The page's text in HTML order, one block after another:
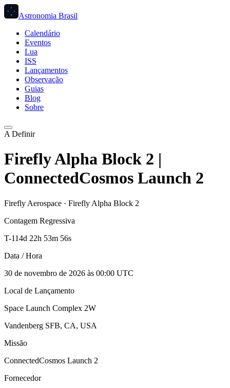
Astronomia Brasil
Calendário
Eventos
Lua
ISS
Lançamentos
Observação
Guias
Blog
Sobre
A Definir
Firefly Alpha Block 2 |
ConnectedCosmos Launch 2
Firefly Aerospace · Firefly Alpha Block 2
Contagem Regressiva
T-114d 22h 53m 56s
Data / Hora
30 de novembro de 2026 às 00:00 UTC
Local de Lançamento
Space Launch Complex 2W
Vandenberg SFB, CA, USA
Missão
ConnectedCosmos Launch 2
Fornecedor